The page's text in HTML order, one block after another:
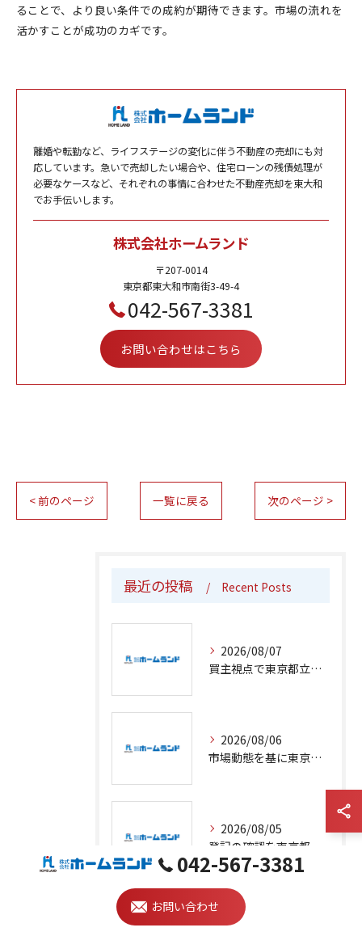
ることで、より良い条件での成約が期待できます。市場の流れを
活かすことが成功のカギです。
離婚や転勤など、ライフステージの変化に伴う不動産の売却にも対
応しています。急いで売却したい場合や、住宅ローンの残債処理が
必要なケースなど、それぞれの事情に合わせた不動産売却を東大和
でお手伝いします。
株式会社ホームランド
〒207-0014
東京都東大和市南街3-49-4
042-567-3381
お問い合わせはこちら
< 前のページ 一覧に戻る 次のページ >
最近の投稿 Recent Posts
2026/08/07
買主視点で東京都立川市の不動産売却を安心成功へ導くための実践ガイド
2026/08/06
市場動態を基に東京都立川市で不動産売却を有利に進めるための最新事情と安全エリア選定のポイント
2026/08/05
042-567-3381
お問い合わせ